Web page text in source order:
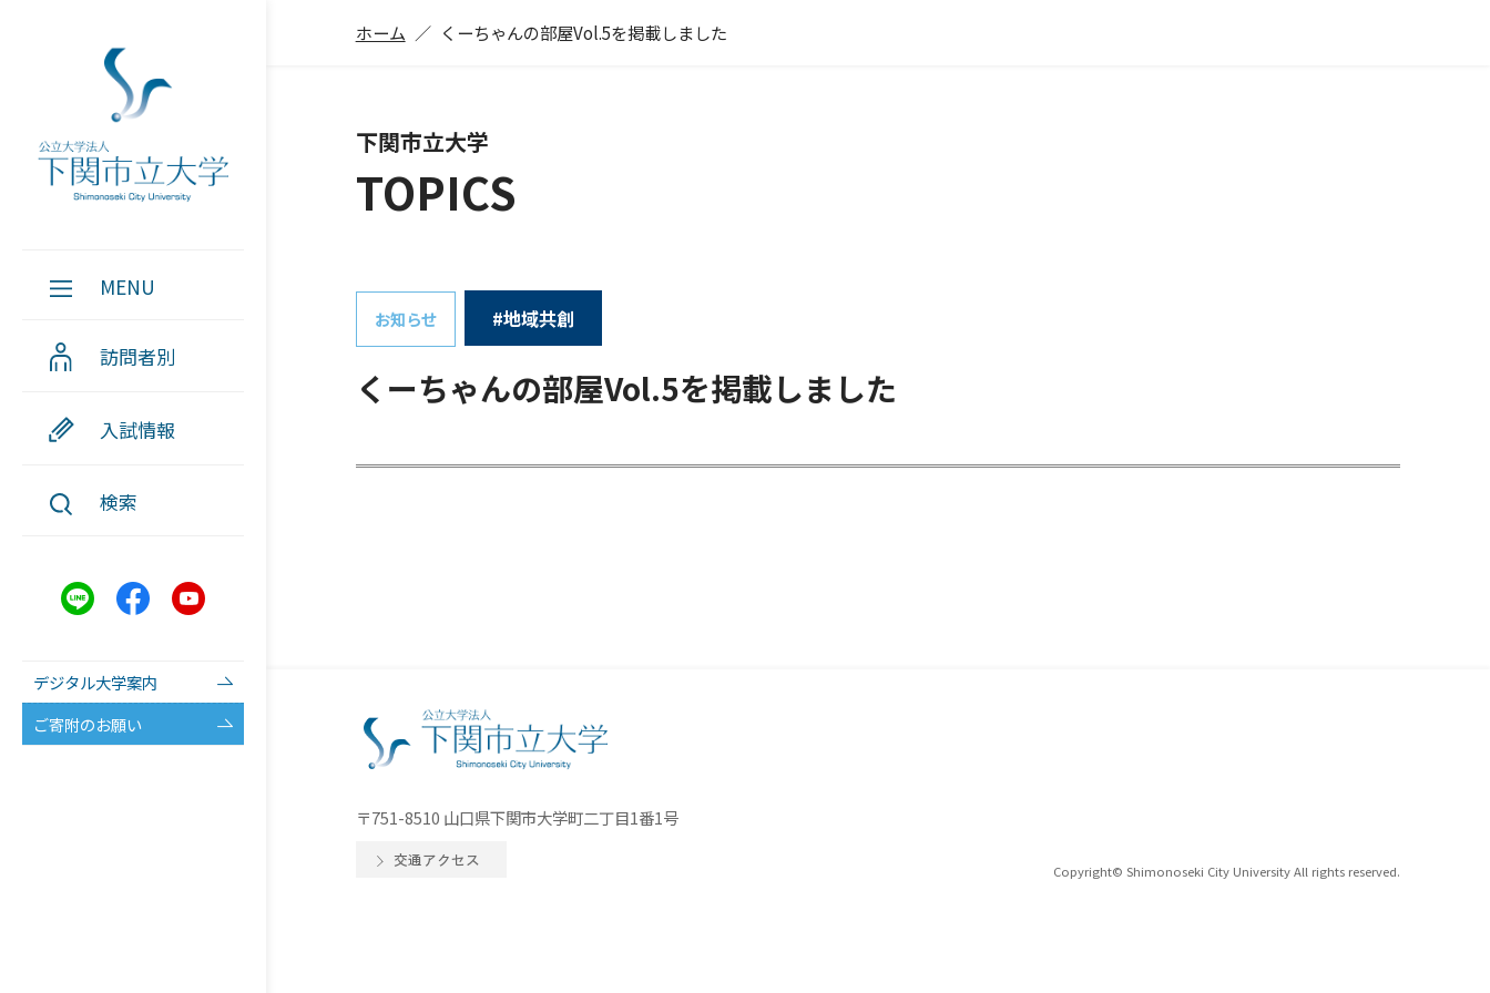
MENU
訪問者別
入試情報
検索
デジタル大学案内
ご寄附のお願い
ホーム くーちゃんの部屋Vol.5を掲載しました
下関市立大学
TOPICS
お知らせ #地域共創
くーちゃんの部屋Vol.5を掲載しました
〒751-8510 山口県下関市大学町二丁目1番1号
交通アクセス
Copyright© Shimonoseki City University All rights reserved.